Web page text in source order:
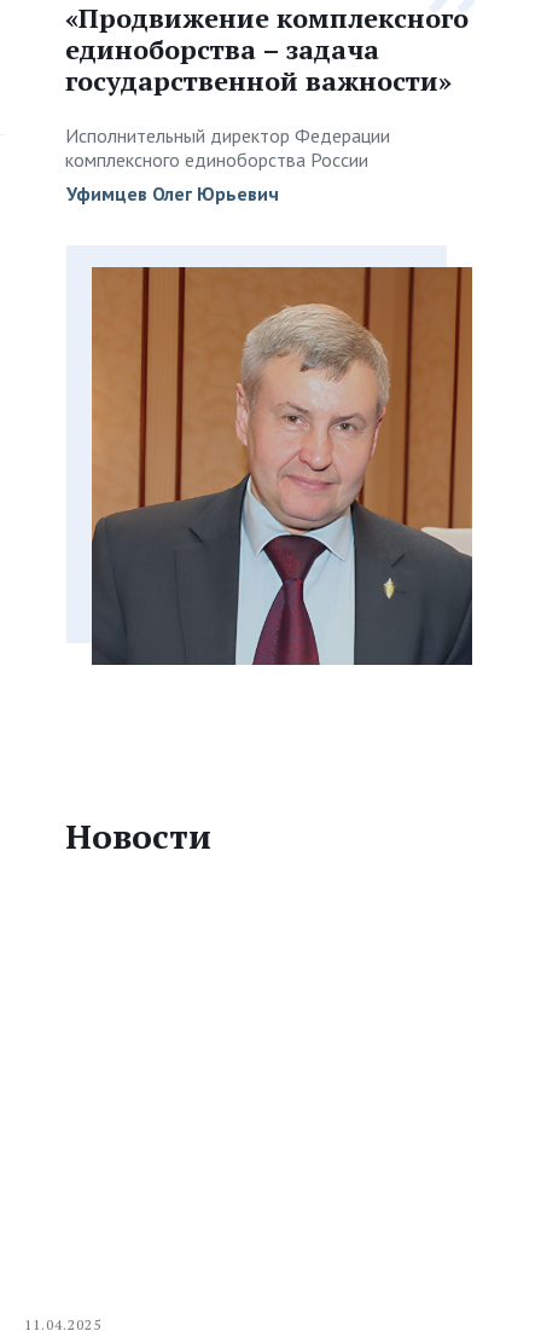
«Продвижение комплексного
единоборства – задача
государственной важности»
Исполнительный директор Федерации
комплексного единоборства России
Уфимцев Олег Юрьевич
Новости
11.04.2025